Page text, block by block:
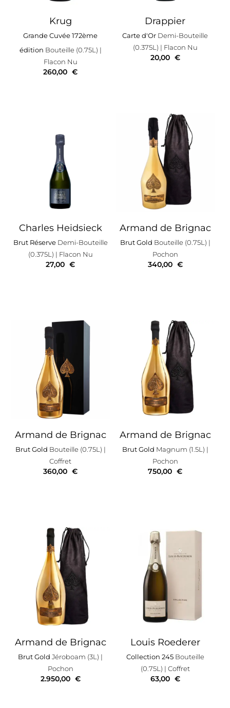
Krug
Grande Cuvée 172ème
édition Bouteille (0.75L) |
Flacon Nu
260,00 €
Drappier
Carte d'Or Demi-Bouteille
(0.375L) | Flacon Nu
20,00 €
Charles Heidsieck
Brut Réserve Demi-Bouteille
(0.375L) | Flacon Nu
27,00 €
Armand de Brignac
Brut Gold Bouteille (0.75L) |
Pochon
340,00 €
Armand de Brignac
Brut Gold Bouteille (0.75L) |
Coffret
360,00 €
Armand de Brignac
Brut Gold Magnum (1.5L) |
Pochon
750,00 €
Armand de Brignac
Brut Gold Jéroboam (3L) |
Pochon
2.950,00 €
Louis Roederer
Collection 245Bouteille
(0.75L) | Coffret
63,00 €